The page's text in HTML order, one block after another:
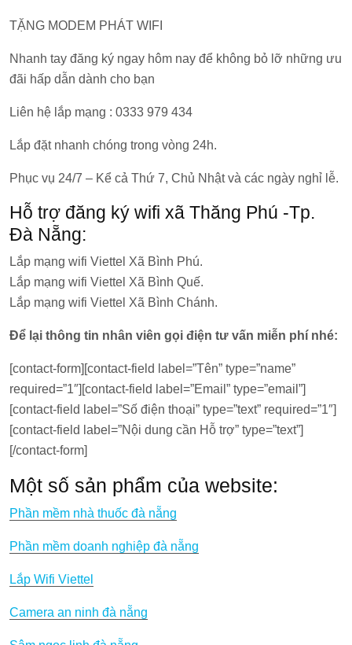
TẶNG MODEM PHÁT WIFI
Nhanh tay đăng ký ngay hôm nay để không bỏ lỡ những ưu
đãi hấp dẫn dành cho bạn
Liên hệ lắp mạng : 0333 979 434
Lắp đặt nhanh chóng trong vòng 24h.
Phục vụ 24/7 – Kể cả Thứ 7, Chủ Nhật và các ngày nghỉ lễ.
Hỗ trợ đăng ký wifi xã Thăng Phú -Tp.
Đà Nẵng:
Lắp mạng wifi Viettel Xã Bình Phú.
Lắp mạng wifi Viettel Xã Bình Quế.
Lắp mạng wifi Viettel Xã Bình Chánh.
Để lại thông tin nhân viên gọi điện tư vấn miễn phí nhé:
[contact-form][contact-field label=”Tên” type=”name”
required=”1″][contact-field label=”Email” type=”email”]
[contact-field label=”Số điện thoại” type=”text” required=”1″]
[contact-field label=”Nội dung cần Hỗ trợ” type=”text”]
[/contact-form]
Một số sản phẩm của website:
Phần mềm nhà thuốc đà nẵng
Phần mềm doanh nghiệp đà nẵng
Lắp Wifi Viettel
Camera an ninh đà nẵng